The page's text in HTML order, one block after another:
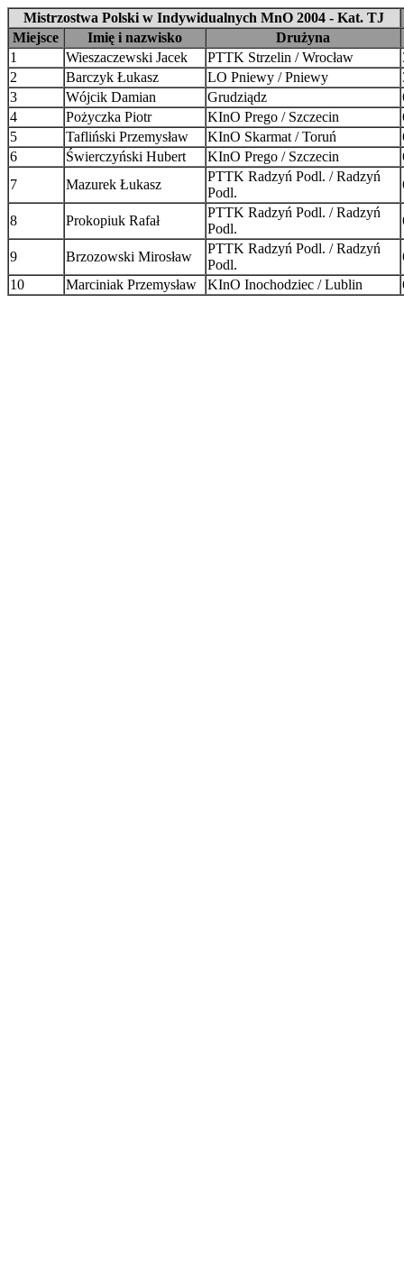
Mistrzostwa Polski w Indywidualnych MnO 2004 - Kat. TJ
Miejsce
Imię i nazwisko
Drużyna
1
Wieszaczewski Jacek PTTK Strzelin / Wrocław
2
Barczyk Łukasz LO Pniewy / Pniewy
3
Wójcik Damian Grudziądz
4
Pożyczka Piotr KInO Prego / Szczecin
5
Tafliński Przemysław KInO Skarmat / Toruń
6
Świerczyński Hubert KInO Prego / Szczecin
7
Mazurek Łukasz
PTTK Radzyń Podl. / Radzyń
Podl.
8 Prokopiuk Rafał
PTTK Radzyń Podl. / Radzyń
Podl.
9 Brzozowski Mirosław
PTTK Radzyń Podl. / Radzyń
Podl.
10
Marciniak Przemysław KInO Inochodziec / Lublin